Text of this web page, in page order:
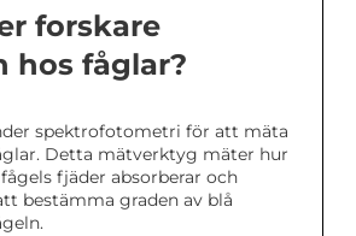
forskare
hos fåglar?
spektrofotometri för att mäta
Detta mätverktyg mäter hur
fjäder absorberar och
bestämma graden av blå